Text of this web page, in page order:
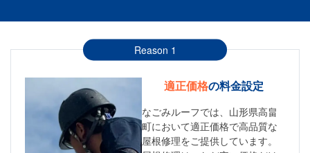
Reason 1
適正価格の料金設定
なごみルーフでは、山形県高畠
町において適正価格で高品質な
屋根修理をご提供しています。